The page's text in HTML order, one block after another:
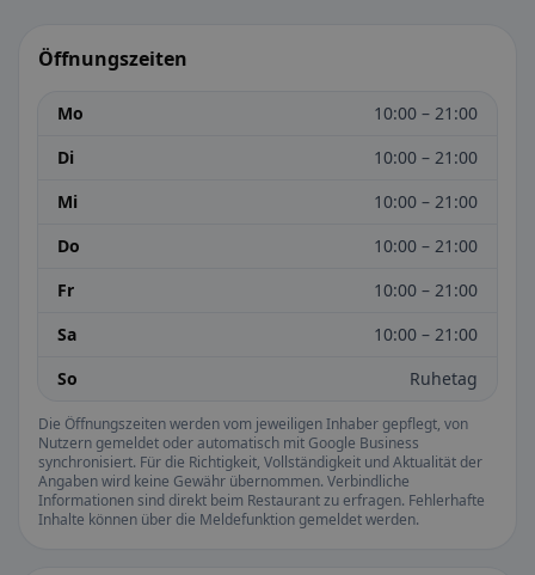
Öffnungszeiten
Mo
10:00 – 21:00
Di
10:00 – 21:00
Mi
10:00 – 21:00
Do
10:00 – 21:00
Fr
10:00 – 21:00
Sa
10:00 – 21:00
So
Ruhetag
Die Öffnungszeiten werden vom jeweiligen Inhaber gepflegt, von
Nutzern gemeldet oder automatisch mit Google Business
synchronisiert. Für die Richtigkeit, Vollständigkeit und Aktualität der
Angaben wird keine Gewähr übernommen. Verbindliche
Informationen sind direkt beim Restaurant zu erfragen. Fehlerhafte
Inhalte können über die Meldefunktion gemeldet werden.